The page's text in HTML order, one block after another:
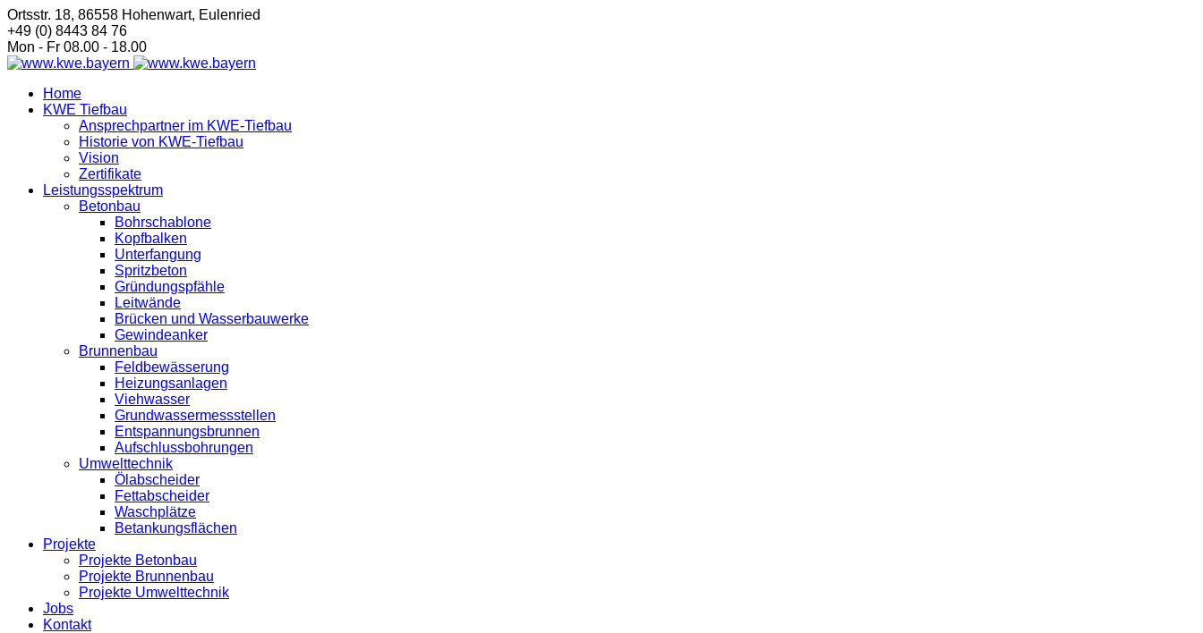
Ortsstr. 18, 86558 Hohenwart, Eulenried
+49 (0) 8443 84 76
Mon - Fr 08.00 - 18.00
Home
KWE Tiefbau
Ansprechpartner im KWE-Tiefbau
Historie von KWE-Tiefbau
Vision
Zertifikate
Leistungsspektrum
Betonbau
Bohrschablone
Kopfbalken
Unterfangung
Spritzbeton
Gründungspfähle
Leitwände
Brücken und Wasserbauwerke
Gewindeanker
Brunnenbau
Feldbewässerung
Heizungsanlagen
Viehwasser
Grundwassermessstellen
Entspannungsbrunnen
Aufschlussbohrungen
Umwelttechnik
Ölabscheider
Fettabscheider
Waschplätze
Betankungsflächen
Projekte
Projekte Betonbau
Projekte Brunnenbau
Projekte Umwelttechnik
Jobs
Kontakt